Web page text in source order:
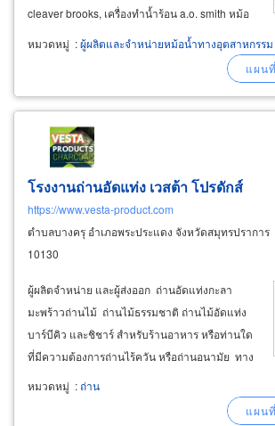
cleaver brooks, เครื่องทำน้ำร้อน a.o. smith หม้อ
น้ำทางอุตสาหกรรม จำหน่ายบอยเลอร์ cleaver
brooks steam boiler จาก usa จำหน่ายบอยเลอร์
หมวดหมู่ :ผู้ผลิตและจำหน่ายหม้อน้ำทางอุตสาหกรรม
โรงงานถ่านอัดแท่ง เวสต้า โปรดักส์
https://www.vesta-product.com
ตำบลบางครุ อำเภอพระประแดง จังหวัดสมุทรปราการ
10130
ผู้ผลิตจำหน่าย และผู้ส่งออก ถ่านอัดแท่งกะลา
มะพร้าวถ่านไม้ ถ่านไม้ธรรมชาติ ถ่านไม้อัดแท่ง
บาร์บีคิว และชิชาร์ สำหรับร้านอาหาร หรือท่านใด
ที่มีความต้องการถ่านไร้ควัน หรือถ่านอนามัย ทาง
โรงงานทำถ่านอัดแท่ง สมุทรปราการ มีถ่านหลาย
หมวดหมู่ : ถ่าน